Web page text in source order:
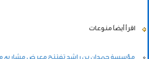
اقرأ أيضاً منوعات
مؤسسة حمدان بن راشد تفتتح معرض مشاريع